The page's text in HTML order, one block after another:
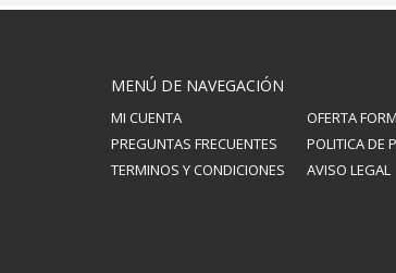
MENÚ DE NAVEGACIÓN
MI CUENTA
OFERTA
PREGUNTAS FRECUENTES
POLITICA DE
TERMINOS Y CONDICIONES
AVISO LEGAL